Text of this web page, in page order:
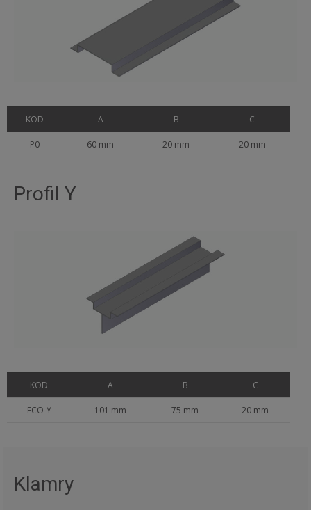
KOD A B C
P0 60 mm 20 mm 20 mm
Profil Y
KOD A B C
ECO-Y 101 mm 75 mm 20 mm
Klamry